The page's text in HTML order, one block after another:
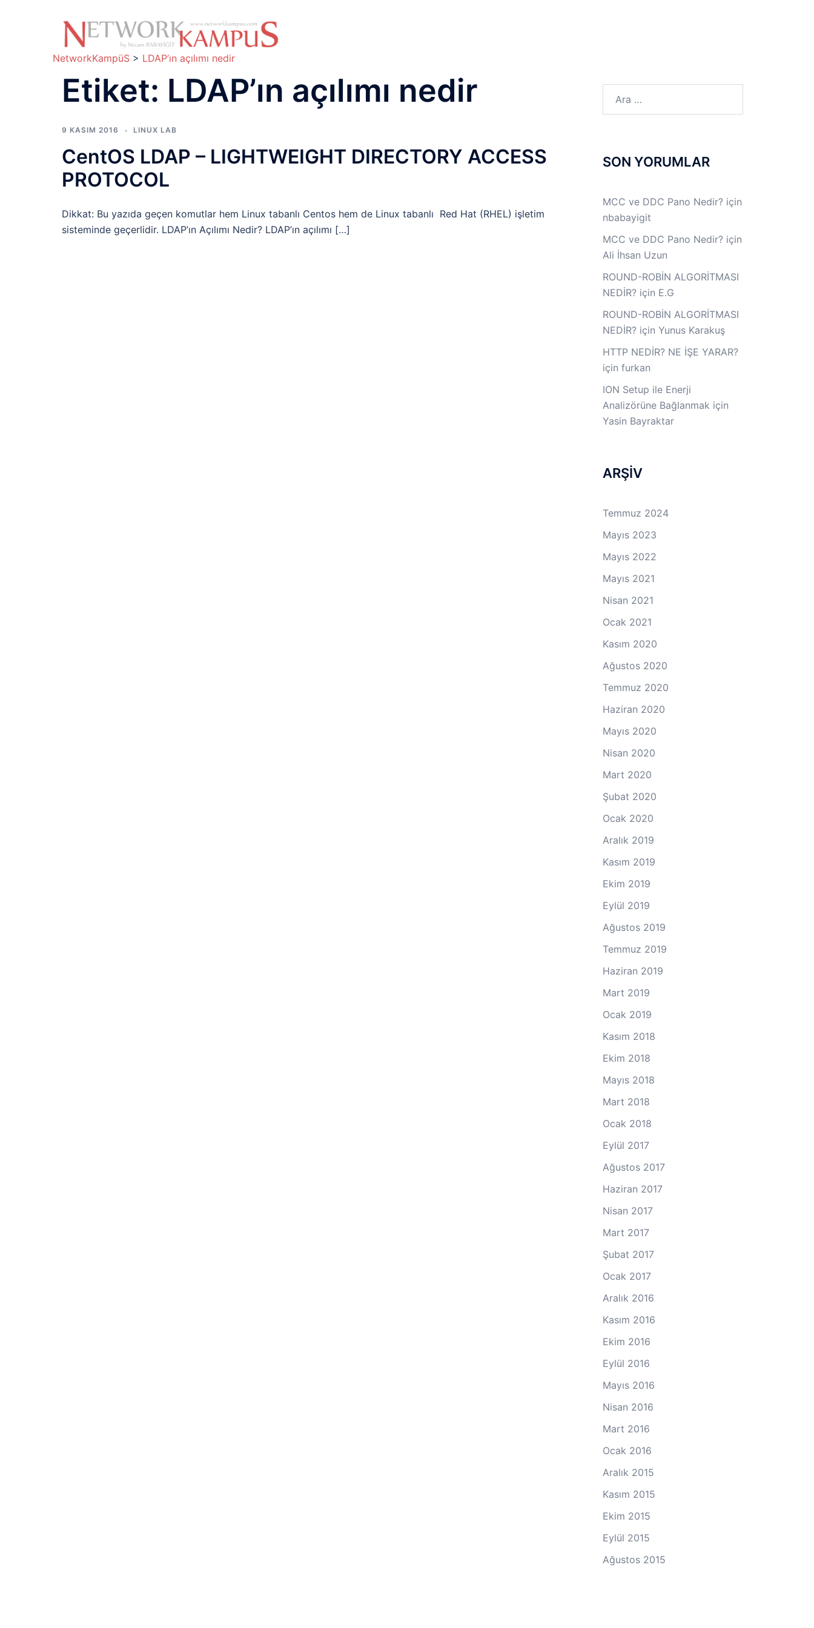
NetworkKampüS > LDAP’ın açılımı nedir
Etiket: LDAP’ın açılımı nedir
9 KASIM 2016 LINUX LAB
CentOS LDAP – LIGHTWEIGHT DIRECTORY ACCESS
PROTOCOL
Dikkat: Bu yazıda geçen komutlar hem Linux tabanlı Centos hem de Linux tabanlı Red Hat (RHEL) işletim
sisteminde geçerlidir. LDAP’ın Açılımı Nedir? LDAP’ın açılımı […]
SON YORUMLAR
MCC ve DDC Pano Nedir?için
nbabayigit
MCC ve DDC Pano Nedir?için
Ali İhsan Uzun
ROUND-ROBİN ALGORİTMASI
NEDİR?için E.G
ROUND-ROBİN ALGORİTMASI
NEDİR?için Yunus Karakuş
HTTP NEDİR? NE İŞE YARAR?
için furkan
ION Setup ile Enerji
Analizörüne Bağlanmak için
Yasin Bayraktar
ARŞİV
Temmuz 2024
Mayıs 2023
Mayıs 2022
Mayıs 2021
Nisan 2021
Ocak 2021
Kasım 2020
Ağustos 2020
Temmuz 2020
Haziran 2020
Mayıs 2020
Nisan 2020
Mart 2020
Şubat 2020
Ocak 2020
Aralık 2019
Kasım 2019
Ekim 2019
Eylül 2019
Ağustos 2019
Temmuz 2019
Haziran 2019
Mart 2019
Ocak 2019
Kasım 2018
Ekim 2018
Mayıs 2018
Mart 2018
Ocak 2018
Eylül 2017
Ağustos 2017
Haziran 2017
Nisan 2017
Mart 2017
Şubat 2017
Ocak 2017
Aralık 2016
Kasım 2016
Ekim 2016
Eylül 2016
Mayıs 2016
Nisan 2016
Mart 2016
Ocak 2016
Aralık 2015
Kasım 2015
Ekim 2015
Eylül 2015
Ağustos 2015